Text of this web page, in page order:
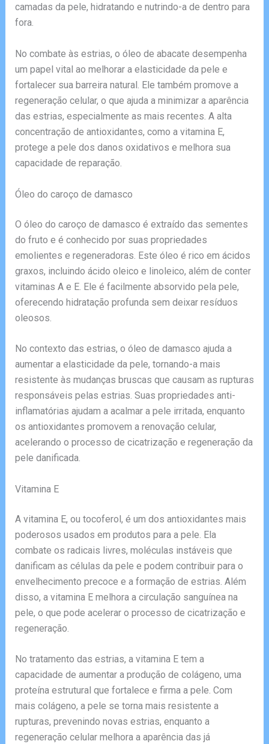
camadas da pele, hidratando e nutrindo-a de dentro para
fora.
No combate às estrias, o óleo de abacate desempenha
um papel vital ao melhorar a elasticidade da pele e
fortalecer sua barreira natural. Ele também promove a
regeneração celular, o que ajuda a minimizar a aparência
das estrias, especialmente as mais recentes. A alta
concentração de antioxidantes, como a vitamina E,
protege a pele dos danos oxidativos e melhora sua
capacidade de reparação.
Óleo do caroço de damasco
O óleo do caroço de damasco é extraído das sementes
do fruto e é conhecido por suas propriedades
emolientes e regeneradoras. Este óleo é rico em ácidos
graxos, incluindo ácido oleico e linoleico, além de conter
vitaminas A e E. Ele é facilmente absorvido pela pele,
oferecendo hidratação profunda sem deixar resíduos
oleosos.
No contexto das estrias, o óleo de damasco ajuda a
aumentar a elasticidade da pele, tornando-a mais
resistente às mudanças bruscas que causam as rupturas
responsáveis pelas estrias. Suas propriedades anti-
inflamatórias ajudam a acalmar a pele irritada, enquanto
os antioxidantes promovem a renovação celular,
acelerando o processo de cicatrização e regeneração da
pele danificada.
Vitamina E
A vitamina E, ou tocoferol, é um dos antioxidantes mais
poderosos usados em produtos para a pele. Ela
combate os radicais livres, moléculas instáveis que
danificam as células da pele e podem contribuir para o
envelhecimento precoce e a formação de estrias. Além
disso, a vitamina E melhora a circulação sanguínea na
pele, o que pode acelerar o processo de cicatrização e
regeneração.
No tratamento das estrias, a vitamina E tem a
capacidade de aumentar a produção de colágeno, uma
proteína estrutural que fortalece e firma a pele. Com
mais colágeno, a pele se torna mais resistente a
rupturas, prevenindo novas estrias, enquanto a
regeneração celular melhora a aparência das já